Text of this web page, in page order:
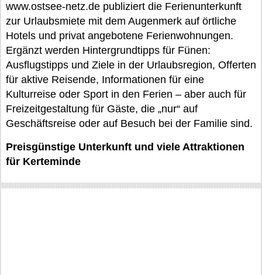
www.ostsee-netz.de publiziert die Ferienunterkunft
zur Urlaubsmiete mit dem Augenmerk auf örtliche
Hotels und privat angebotene Ferienwohnungen.
Ergänzt werden Hintergrundtipps für Fünen:
Ausflugstipps und Ziele in der Urlaubsregion, Offerten
für aktive Reisende, Informationen für eine
Kulturreise oder Sport in den Ferien – aber auch für
Freizeitgestaltung für Gäste, die „nur“ auf
Geschäftsreise oder auf Besuch bei der Familie sind.
Preisgünstige Unterkunft und viele Attraktionen
für Kerteminde